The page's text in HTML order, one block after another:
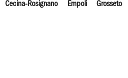
Cecina-Rosignano Empoli Grosseto